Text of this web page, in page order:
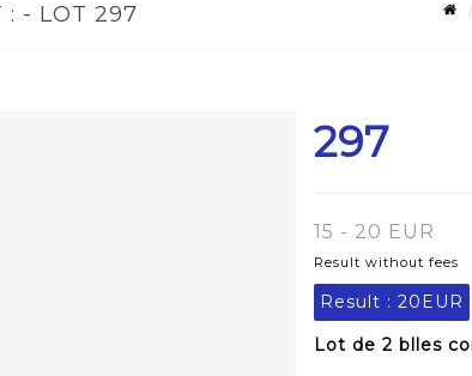
: - LOT 297
297
15 - 20 EUR
Result without fees
Result : 20EUR
Lot de 2 blles